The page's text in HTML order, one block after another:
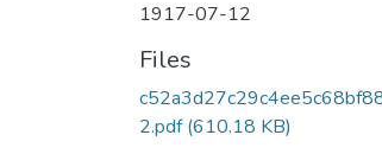
1917-07-12
Files
2.pdf(610.18 KB)